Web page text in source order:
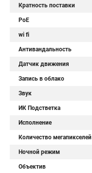
Кратность поставки
PoE
wi fi
Антивандальность
Датчик движения
Запись в облако
Звук
ИК Подстветка
Исполнение
Количество мегапикселей
Ночной режим
Объектив